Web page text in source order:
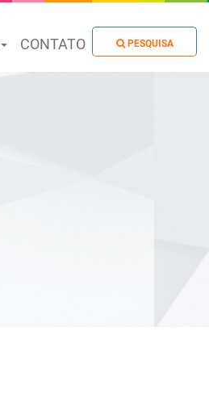
CONTATO PESQUISA